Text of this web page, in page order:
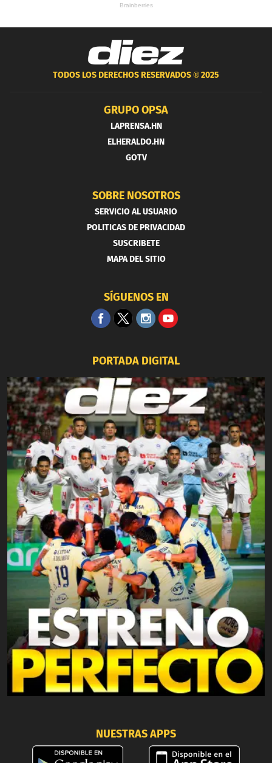
TODOS LOS DERECHOS RESERVADOS ®2025
GRUPO OPSA
LAPRENSA.HN
ELHERALDO.HN
GOTV
SOBRE NOSOTROS
SERVICIO AL USUARIO
POLITICAS DE PRIVACIDAD
SUSCRIBETE
MAPA DEL SITIO
SÍGUENOS EN
PORTADA DIGITAL
NUESTRAS APPS